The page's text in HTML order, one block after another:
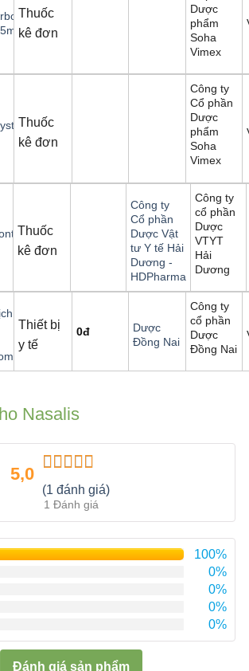
Thuốc
kê đơn
Dược
phẩm
Soha
Vimex
Thuốc
kê đơn
Công ty
Cổ phần
Dược
phẩm
Soha
Vimex
Thuốc
kê đơn
Công ty
Cổ phần
Dược Vật
tư Y tế Hải
Dương -
HDPharma
Công ty
cổ phần
Dược
VTYT
Hải
Dương
Thiết bị
y tế
0đ
Dược
Đồng Nai
Công ty
cổ phần
Dược
Đồng Nai
Nasalis
5,0
Được xếp
hạng 5.00
sao
(1 đánh giá)
1 Đánh giá
100%
0%
0%
0%
0%
Đánh giá sản phẩm